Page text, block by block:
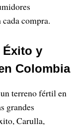
compra.
Éxito y
Colombia
terreno fértil en
grandes
Carulla,